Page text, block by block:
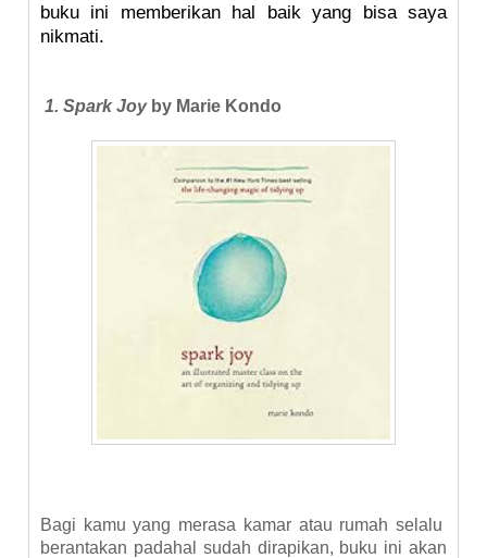
buku ini memberikan hal baik yang bisa saya
nikmati.
1. Spark Joyby Marie Kondo
Bagi kamu yang merasa kamar atau rumah selalu
berantakan padahal sudah dirapikan, buku ini akan